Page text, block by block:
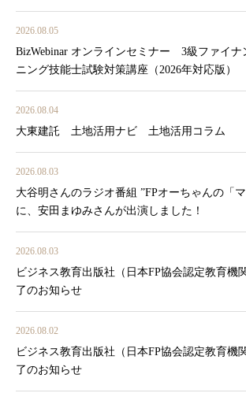
2026.08.05
BizWebinar オンラインセミナー 3級ファイナ
ニング技能士試験対策講座（2026年対応版）
2026.08.04
大東建託 土地活用ナビ 土地活用コラム
2026.08.03
大谷明さんのラジオ番組 ”FPオーちゃんの「
に、安田まゆみさんが出演しました！
2026.08.03
ビジネス教育出版社（日本FP協会認定教育機
了のお知らせ
2026.08.02
ビジネス教育出版社（日本FP協会認定教育機
了のお知らせ